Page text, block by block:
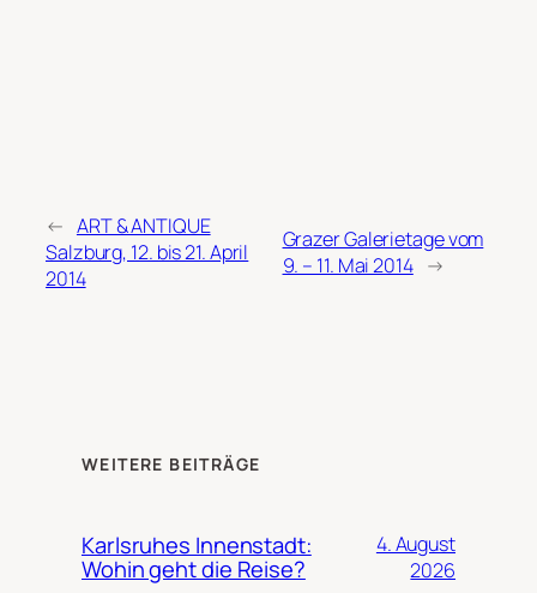
← ART & ANTIQUE
Salzburg, 12. bis 21. April
2014
Grazer Galerietage vom
9. – 11. Mai 2014 →
WEITERE BEITRÄGE
Karlsruhes Innenstadt:
Wohin geht die Reise?
4. August
2026